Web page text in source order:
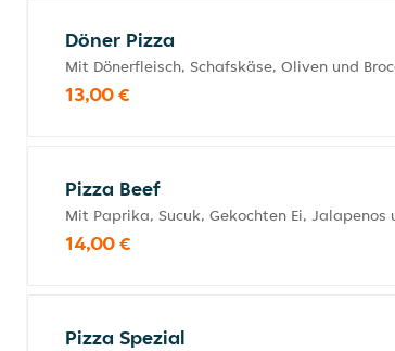
Döner Pizza
Mit Dönerfleisch, Schafskäse, Oliven und
13,00 €
Pizza Beef
Mit Paprika, Sucuk, Gekochten Ei,
14,00 €
Pizza Spezial